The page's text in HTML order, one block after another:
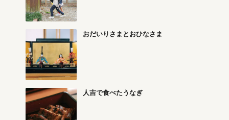
おだいりさまとおひなさま
人吉で食べたうなぎ